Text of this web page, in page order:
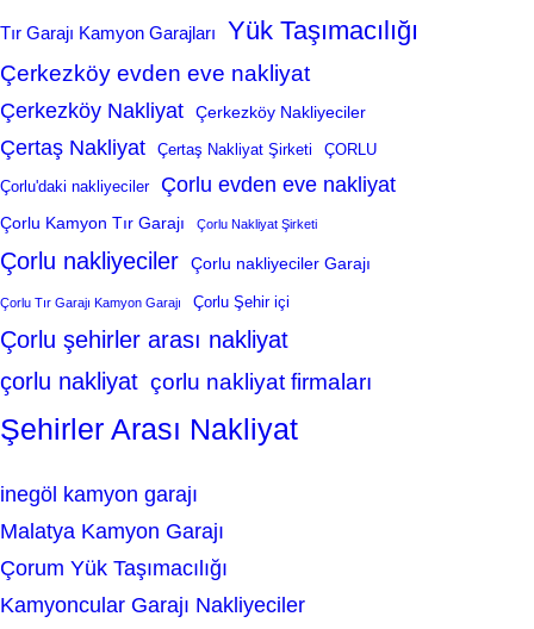
Tır Garajı Kamyon Garajları Yük Taşımacılığı
Çerkezköy evden eve nakliyat
Çerkezköy Nakliyat Çerkezköy Nakliyeciler
Çertaş Nakliyat Çertaş Nakliyat Şirketi ÇORLU
Çorlu'daki nakliyeciler Çorlu evden eve nakliyat
Çorlu Kamyon Tır Garajı Çorlu Nakliyat Şirketi
Çorlu nakliyeciler Çorlu nakliyeciler Garajı
Çorlu Tır Garajı Kamyon Garajı Çorlu Şehir içi
Çorlu şehirler arası nakliyat
çorlu nakliyat çorlu nakliyat firmaları
Şehirler Arası Nakliyat
inegöl kamyon garajı
Malatya Kamyon Garajı
Çorum Yük Taşımacılığı
Kamyoncular Garajı Nakliyeciler